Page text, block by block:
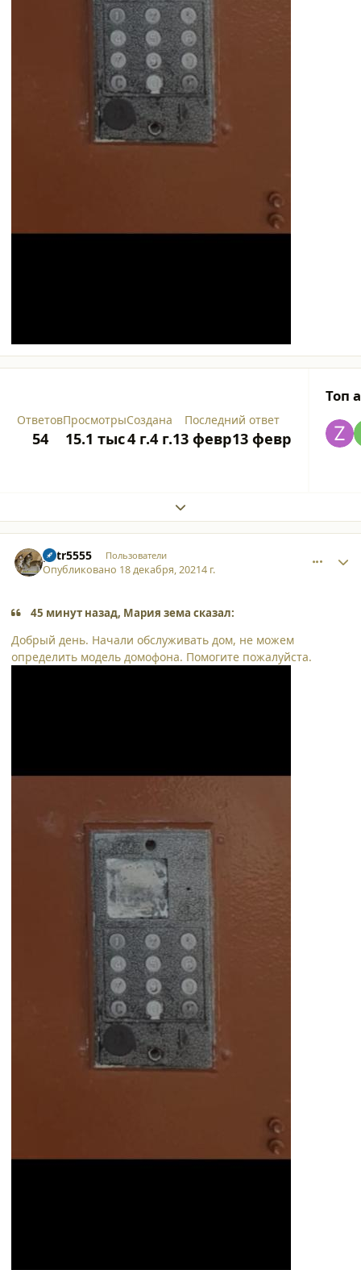
Ответов
54
Просмотры
15.1 тыс
Создана
4 г.4 г.
Последний ответ
13 февр13 февр
Топ
Expand topic overview
petr5555 Пользователи
Опубликовано 18 декабря, 20214 г.
45 минут назад, Мария зема сказал:
Добрый день. Начали обслуживать дом, не можем
определить модель домофона. Помогите пожалуйста.